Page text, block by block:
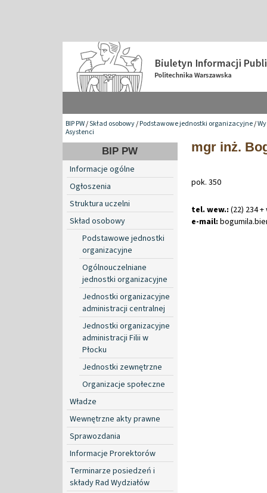
BIP PW/Skład osobowy/Podstawowe jednostki organizacyjne/
Asystenci
BIP PW
Informacje ogólne
Ogłoszenia
Struktura uczelni
Skład osobowy
Podstawowe jednostki
organizacyjne
Ogólnouczelniane
jednostki organizacyjne
Jednostki organizacyjne
administracji centralnej
Jednostki organizacyjne
administracji Filii w
Płocku
Jednostki zewnętrzne
Organizacje społeczne
Władze
Wewnętrzne akty prawne
Sprawozdania
Informacje Prorektorów
Terminarze posiedzeń i
składy Rad Wydziałów
mgr inż.
pok. 350
tel. wew.: (22) 234
e-mail: bogumila.